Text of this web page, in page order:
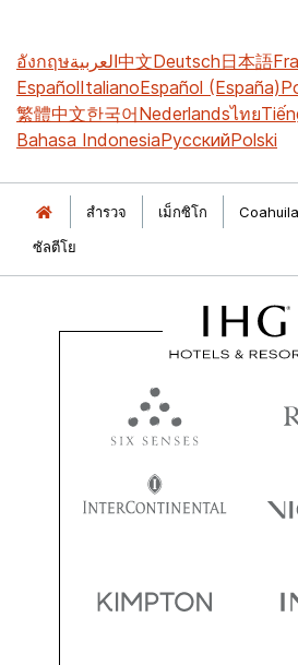
อังกฤษالعربية中文Deutsch日本語
EspañolItalianoEspañol (España)
繁體中文한국어Nederlandsไทย
Bahasa IndonesiaРусскийPolski
สำรวจ เม็กซิโก
ซัลตีโย